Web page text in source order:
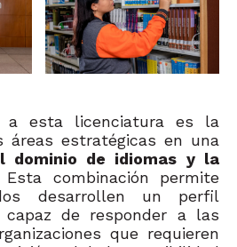
a esta licenciatura es la
áreas estratégicas en una
dominio de idiomas y la
combinación permite
desarrollen un perfil
capaz de responder a las
que requieren